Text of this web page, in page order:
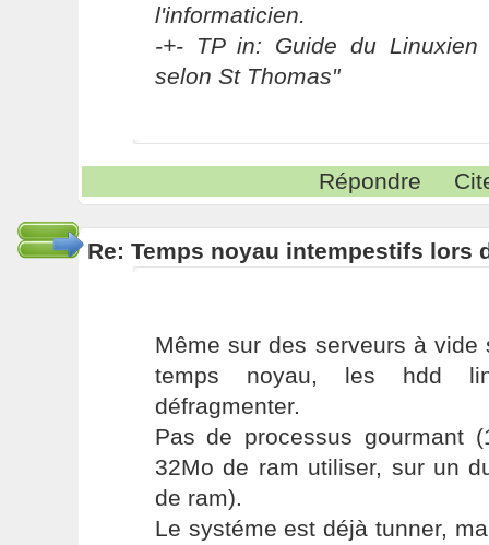
l'informaticien.
-+- TP in: Guide du Linuxien
selon St Thomas"
Répondre
Re: Temps noyau intempestifs lors
Même sur des serveurs à
temps noyau, les hdd
défragmenter.
Pas de processus gourmant
32Mo de ram utiliser, sur un
de ram).
Le systéme est déjà tunner,